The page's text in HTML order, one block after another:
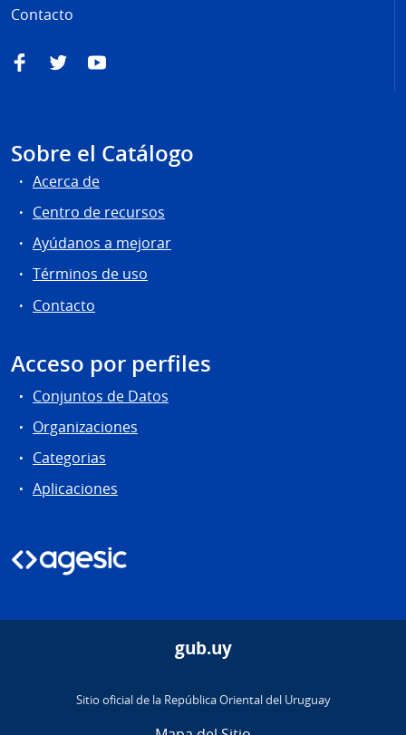
Contacto
FacebookTwitterYouTube
Sobre el Catálogo
Acerca de
Centro de recursos
Ayúdanos a mejorar
Términos de uso
Contacto
Acceso por perfiles
Conjuntos de Datos
Organizaciones
Categorias
Aplicaciones
gub.uy
Sitio oficial de la República Oriental del Uruguay